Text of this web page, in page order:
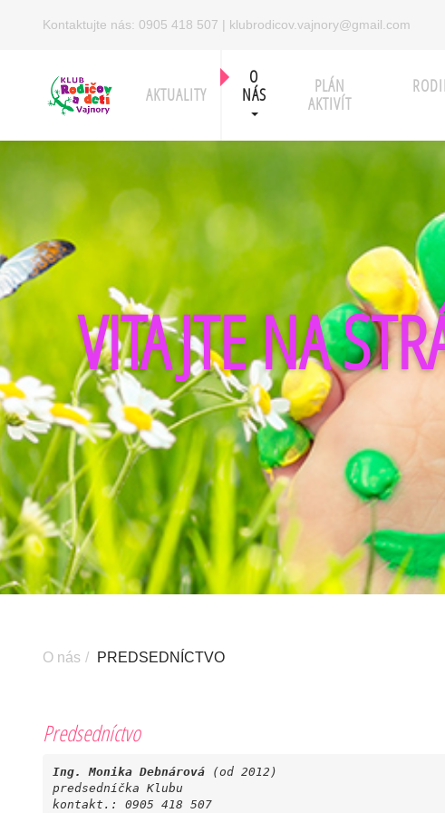
Kontaktujte nás: 0905 418 507 | klubrodicov.vajnory@gmail.com
AKTUALITY
O
NÁS
PLÁN
AKTIVÍT
VITAJTE NA
O nás PREDSEDNÍCTVO
Predsedníctvo
Ing. Monika Debnárová(od 2012)
predsedníčka Klubu
kontakt.: 0905 418 507